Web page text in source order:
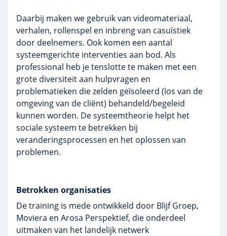
Daarbij maken we gebruik van videomateriaal,
verhalen, rollenspel en inbreng van casuïstiek
door deelnemers. Ook komen een aantal
systeemgerichte interventies aan bod. Als
professional heb je tenslotte te maken met een
grote diversiteit aan hulpvragen en
problematieken die zelden geïsoleerd (los van de
omgeving van de cliënt) behandeld/begeleid
kunnen worden. De systeemtheorie helpt het
sociale systeem te betrekken bij
veranderingsprocessen en het oplossen van
problemen.
Betrokken organisaties
De training is mede ontwikkeld door Blijf Groep,
Moviera en Arosa Perspektief, die onderdeel
uitmaken van het landelijk netwerk